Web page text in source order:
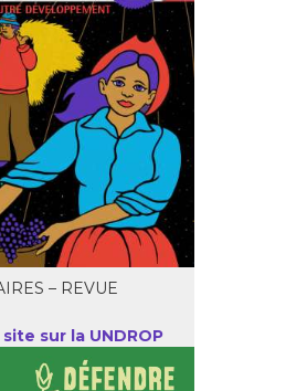
– REVUE
sur la UNDROP